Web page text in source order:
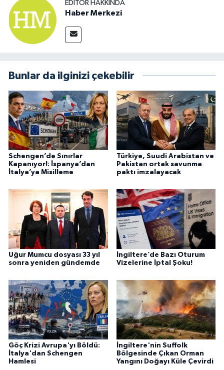
EDITÖR HAKKINDA
Haber Merkezi
Bunlar da ilginizi çekebilir
Schengen’de Sınırlar
Kapanıyor!: İspanya’dan
İtalya’ya Misilleme
Türkiye, Suudi Arabistan ve
Pakistan ortak savunma
paktı imzalayacak
Uğur Mumcu dosyası 33 yıl
sonra yeniden gündemde
İngiltere’de Bazı Oturum
Vizelerine İptal Şoku!
Göç Krizi Avrupa'yı Böldü:
İtalya'dan Schengen
Hamlesi
İngiltere'nin Suffolk
Bölgesinde Çıkan Orman
Yangını Doğayı Küle Çevirdi